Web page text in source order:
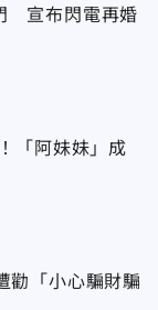
宣布閃電再婚
「阿妹妹」成
勸「小心騙財騙